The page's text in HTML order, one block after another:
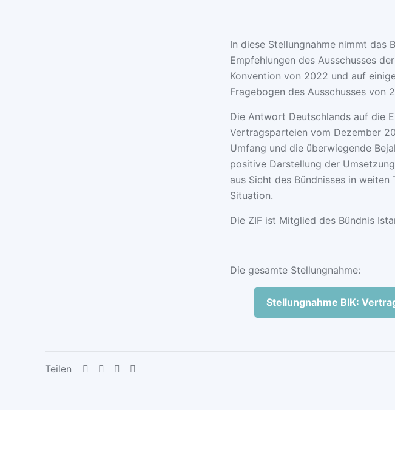
In diese Stellungnahme nimmt das
Empfehlungen des Ausschusses
Konvention von 2022 und auf
Fragebogen des Ausschusses von
Die Antwort Deutschlands auf die
Vertragsparteien vom Dezember
Umfang und die überwiegende
positive Darstellung der
aus Sicht des Bündnisses in
Situation.
Die ZIF ist Mitglied des Bündnis
Die gesamte Stellungnahme:
Stellungnahme BIK:
Teilen